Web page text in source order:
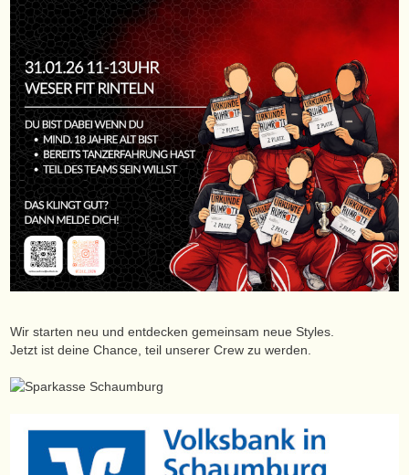
Wir starten neu und entdecken gemeinsam neue Styles.
Jetzt ist deine Chance, teil unserer Crew zu werden.